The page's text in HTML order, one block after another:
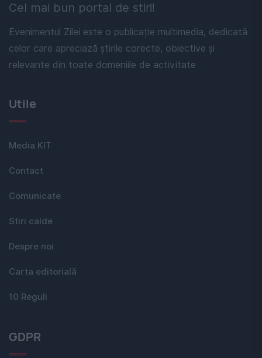
Cel mai bun portal de stiri!
Evenimentul Zilei este o publicație multimedia, dedicată
celor care apreciază știrile corecte, obiective și
relevante din toate domeniile de activitate
Utile
Media KIT
Contact
Comunicate
Stiri calde
Despre noi
Carta editorială
10 Reguli
GDPR